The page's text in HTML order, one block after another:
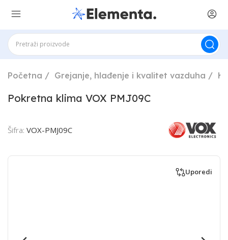
Početna Grejanje, hlađenje i kvalitet vazduha
Pokretna klima VOX PMJ09C
Šifra: VOX-PMJ09C
Uporedi